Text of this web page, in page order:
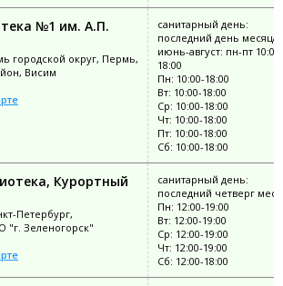
№1 им. А.П.
городской округ, Пермь,
Висим
санитарный день:
последний день месяца;
июнь-август: пн-пт 10:00-
18:00
Пн: 10:00-18:00
Вт: 10:00-18:00
Ср: 10:00-18:00
Чт: 10:00-18:00
Пт: 10:00-18:00
Сб: 10:00-18:00
Курортный
Петербург,
"г. Зеленогорск"
санитарный день:
последний четверг
Пн: 12:00-19:00
Вт: 12:00-19:00
Ср: 12:00-19:00
Чт: 12:00-19:00
Сб: 12:00-18:00